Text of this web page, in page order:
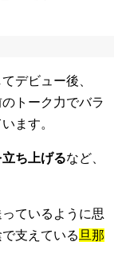
デビュー後、
トーク力でバラ
ます。
ち上げるなど、
ているように思
支えている 旦那